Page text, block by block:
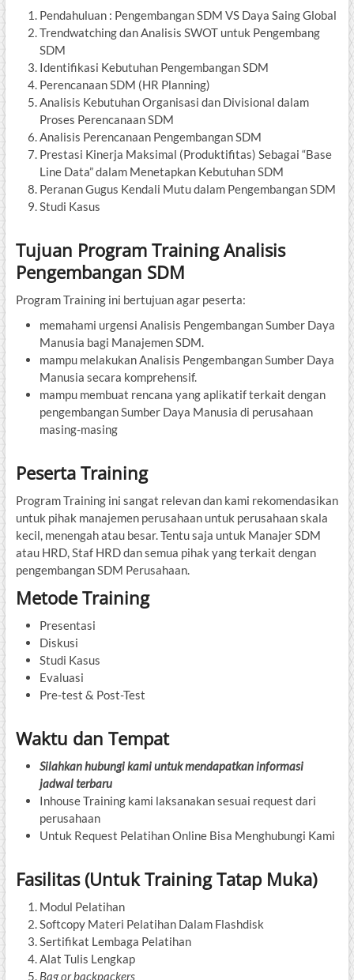
Pendahuluan : Pengembangan SDM VS Daya Saing Global
Trendwatching dan Analisis SWOT untuk Pengembang
SDM
Identifikasi Kebutuhan Pengembangan SDM
Perencanaan SDM (HR Planning)
Analisis Kebutuhan Organisasi dan Divisional dalam
Proses Perencanaan SDM
Analisis Perencanaan Pengembangan SDM
Prestasi Kinerja Maksimal (Produktifitas) Sebagai “Base
Line Data” dalam Menetapkan Kebutuhan SDM
Peranan Gugus Kendali Mutu dalam Pengembangan SDM
Studi Kasus
Tujuan Program Training Analisis
Pengembangan SDM
Program Training ini bertujuan agar peserta:
memahami urgensi Analisis Pengembangan Sumber Daya
Manusia bagi Manajemen SDM.
mampu melakukan Analisis Pengembangan Sumber Daya
Manusia secara komprehensif.
mampu membuat rencana yang aplikatif terkait dengan
pengembangan Sumber Daya Manusia di perusahaan
masing-masing
Peserta Training
Program Training ini sangat relevan dan kami rekomendasikan
untuk pihak manajemen perusahaan untuk perusahaan skala
kecil, menengah atau besar. Tentu saja untuk Manajer SDM
atau HRD, Staf HRD dan semua pihak yang terkait dengan
pengembangan SDM Perusahaan.
Metode Training
Presentasi
Diskusi
Studi Kasus
Evaluasi
Pre-test & Post-Test
Waktu dan Tempat
Silahkan hubungi kami untuk mendapatkan informasi
jadwal terbaru
Inhouse Training kami laksanakan sesuai request dari
perusahaan
Untuk Request Pelatihan Online Bisa Menghubungi Kami
Fasilitas (Untuk Training Tatap Muka)
Modul Pelatihan
Softcopy Materi Pelatihan Dalam Flashdisk
Sertifikat Lembaga Pelatihan
Alat Tulis Lengkap
Bag or backpackers